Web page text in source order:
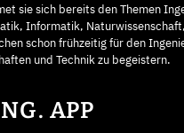
sie sich bereits den Themen
Informatik,
schon frühzeitig für den
und Technik zu begeistern.
APP